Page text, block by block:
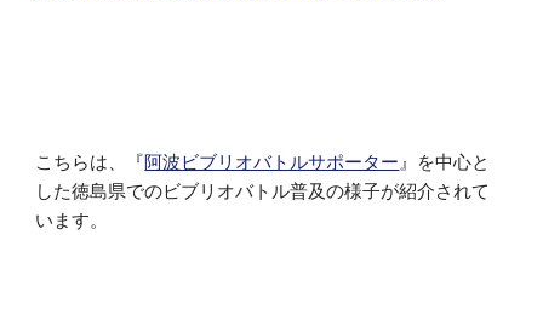
こちらは、『阿波ビブリオバトルサポーター 』を中心と
した徳島県でのビブリオバトル普及の様子が紹介されて
います。